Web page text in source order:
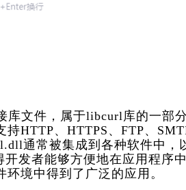
文件，属于libcurl库的一部
持HTTP、HTTPS、FTP、
通常被集成到各种软件中
发者能够方便地在应用程序
境中得到了广泛的应用。